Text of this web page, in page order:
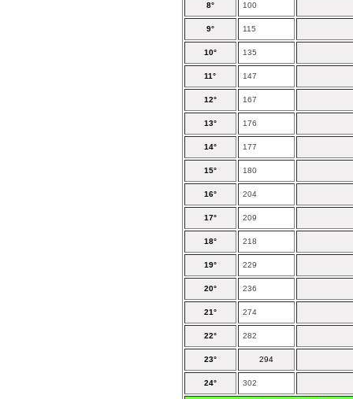
8° 100
9° 115
10° 135
11° 147
12° 167
13° 176
14° 177
15° 180
16° 204
17° 209
18° 218
19° 229
20° 236
21° 274
22° 282
23° 294
24° 302